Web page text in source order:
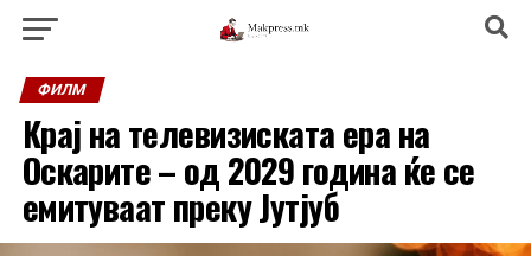
ФИЛМ
Крај на телевизиската ера на
Оскарите – од 2029 година ќе се
емитуваат преку Јутјуб